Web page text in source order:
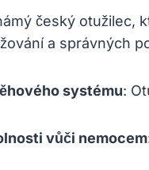
český otužilec,
a správných
systému:
vůči nemocem